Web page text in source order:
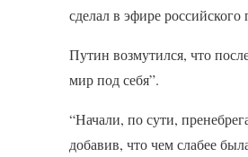
сделал в эфире
Путин возмутился, что
мир под себя”.
“Начали, по сути,
добавив, что чем слабее